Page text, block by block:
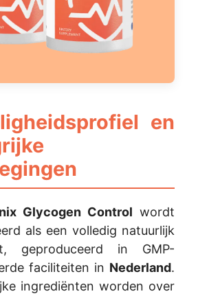
en
Glycogen Control wordt
als een volledig natuurlijk
geproduceerd in GMP-
faciliteiten in Nederland.
ingrediënten worden over